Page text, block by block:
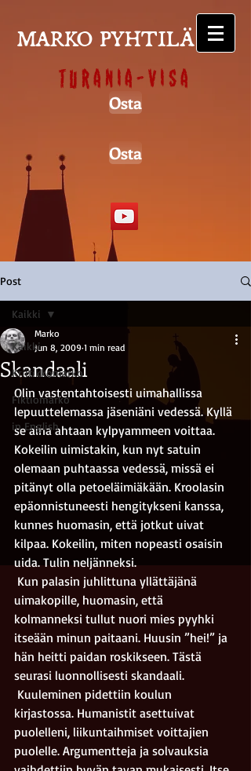
MARKO PYHTILÄ
Turania-visa
Osta
Osta
Post
Kaikki
Kriitikkomarko
Fiktiomarko
in English
Kaikki
Skandaali
Marko
Jun 8, 2009 1 min read
Olin vastentahtoisesti uimahallissa
lepuuttelemassa jäseniäni vedessä. Kyllä
se aina ahtaan kylpyammeen voittaa.
Kokeilin uimistakin, kun nyt satuin
olemaan puhtaassa vedessä, missä ei
pitänyt olla petoeläimiäkään. Kroolasin
epäonnistuneesti hengitykseni kanssa,
kunnes huomasin, että jotkut uivat
kilpaa. Kokeilin, miten nopeasti osaisin
uida. Tulin neljänneksi.
uimakopille, huomasin, että
kolmanneksi tullut nuori mies pyyhki
itseään minun paitaani. Huusin ”hei!” ja
hän heitti paidan roskikseen. Tästä
seurasi luonnollisesti skandaali.
kirjastossa. Humanistit asettuivat
puolelleni, liikuntaihmiset voittajien
puolelle. Argumentteja ja solvauksia